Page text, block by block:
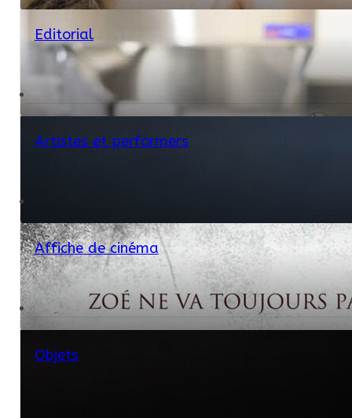
Editorial
Artistes et performers
Affiche de cinéma
Objets